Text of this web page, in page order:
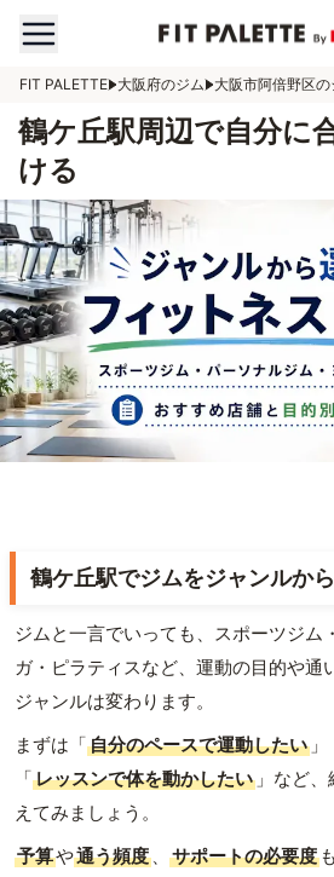
FIT PALETTE 大阪府のジム 大阪市阿倍野区の
鶴ケ丘駅周辺で自分に
ける
鶴ケ丘駅でジムをジャンルか
ジムと一言でいっても、スポーツジム
ガ・ピラティスなど、運動の目的や通
ジャンルは変わります。
まずは「自分のペースで運動したい
「レッスンで体を動かしたい 」など
えてみましょう。
予算や通う頻度 、 サポートの必要度